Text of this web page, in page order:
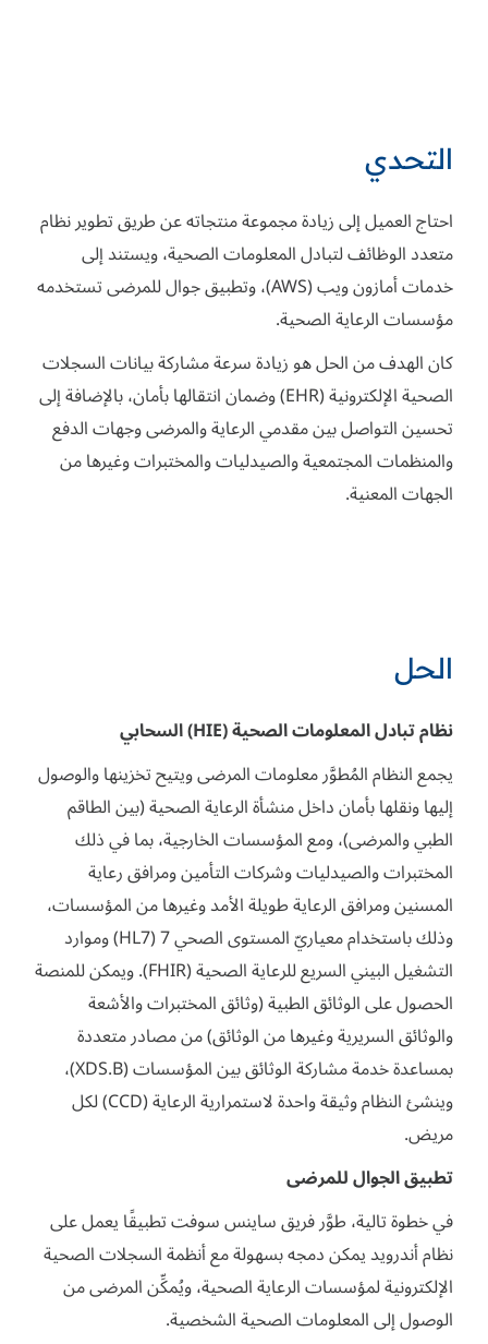
التحدي
احتاج العميل إلى زيادة مجموعة منتجاته عن طريق تطوير نظام
متعدد الوظائف لتبادل المعلومات الصحية، ويستند إلى
خدمات أمازون ويب (AWS)، وتطبيق جوال للمرضى تستخدمه
مؤسسات الرعاية الصحية.
كان الهدف من الحل هو زيادة سرعة مشاركة بيانات السجلات
الصحية الإلكترونية (EHR) وضمان انتقالها بأمان، بالإضافة إلى
تحسين التواصل بين مقدمي الرعاية والمرضى وجهات الدفع
والمنظمات المجتمعية والصيدليات والمختبرات وغيرها من
الجهات المعنية.
الحل
نظام تبادل المعلومات الصحية (HIE) السحابي
يجمع النظام المُطوَّر معلومات المرضى ويتيح تخزينها والوصول
إليها ونقلها بأمان داخل منشأة الرعاية الصحية (بين الطاقم
الطبي والمرضى)، ومع المؤسسات الخارجية، بما في ذلك
المختبرات والصيدليات وشركات التأمين ومرافق رعاية
المسنين ومرافق الرعاية طويلة الأمد وغيرها من المؤسسات،
وذلك باستخدام معياريّ المستوى الصحي 7 (HL7) وموارد
التشغيل البيني السريع للرعاية الصحية (FHIR). ويمكن للمنصة
الحصول على الوثائق الطبية (وثائق المختبرات والأشعة
والوثائق السريرية وغيرها من الوثائق) من مصادر متعددة
بمساعدة خدمة مشاركة الوثائق بين المؤسسات (XDS.B)،
وينشئ النظام وثيقة واحدة لاستمرارية الرعاية (CCD) لكل
مريض.
تطبيق الجوال للمرضى
في خطوة تالية، طوَّر فريق ساينس سوفت تطبيقًا يعمل على
نظام أندرويد يمكن دمجه بسهولة مع أنظمة السجلات الصحية
الإلكترونية لمؤسسات الرعاية الصحية، ويُمكِّن المرضى من
الوصول إلى المعلومات الصحية الشخصية.